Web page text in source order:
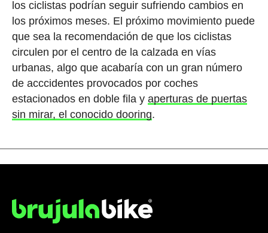
los ciclistas podrían seguir sufriendo cambios en
los próximos meses. El próximo movimiento puede
que sea la recomendación de que los ciclistas
circulen por el centro de la calzada en vías
urbanas, algo que acabaría con un gran número
de acccidentes provocados por coches
estacionados en doble fila y aperturas de puertas
sin mirar, el conocido dooring.